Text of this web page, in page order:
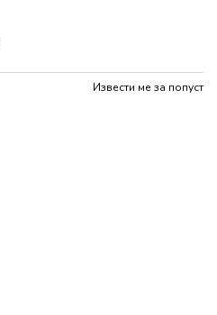
Извести ме за попуст